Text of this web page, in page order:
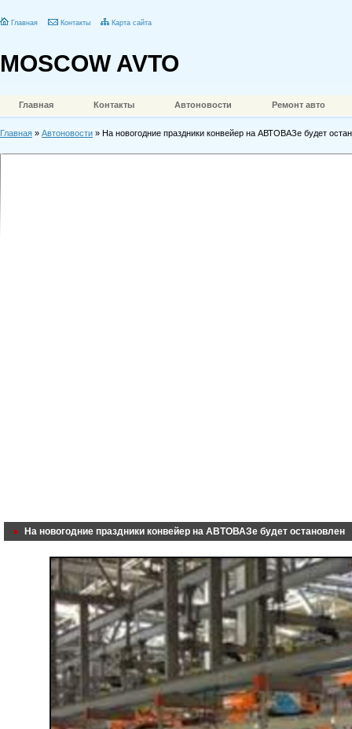
Главная Контакты Карта сайта
MOSCOW AVTO
Главная Контакты Автоновости Ремонт авто
Главная » Автоновости » На новогодние праздники конвейер на АВТОВАЗе будет
На новогодние праздники конвейер на АВТОВАЗе будет остановлен